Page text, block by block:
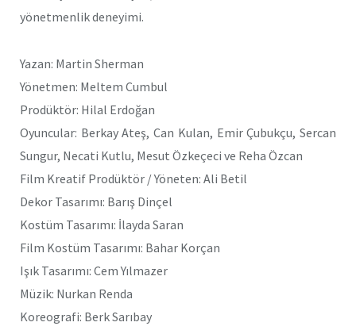
yönetmenlik deneyimi.
Yazan: Martin Sherman
Yönetmen: Meltem Cumbul
Prodüktör: Hilal Erdoğan
Oyuncular: Berkay Ateş, Can Kulan, Emir Çubukçu, Sercan
Sungur, Necati Kutlu, Mesut Özkeçeci ve Reha Özcan
Film Kreatif Prodüktör / Yöneten: Ali Betil
Dekor Tasarımı: Barış Dinçel
Kostüm Tasarımı: İlayda Saran
Film Kostüm Tasarımı: Bahar Korçan
Işık Tasarımı: Cem Yılmazer
Müzik: Nurkan Renda
Koreografi: Berk Sarıbay